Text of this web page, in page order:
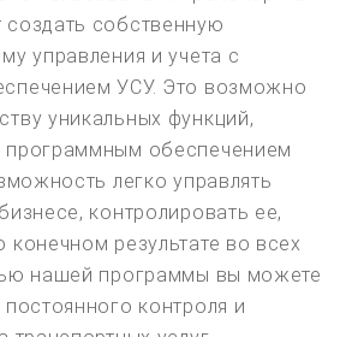
собственную
управления и учета с
УСУ. Это возможно
уникальных функций,
программным обеспечением
легко управлять
контролировать ее,
результате во всех
нашей программы вы можете
контроля и